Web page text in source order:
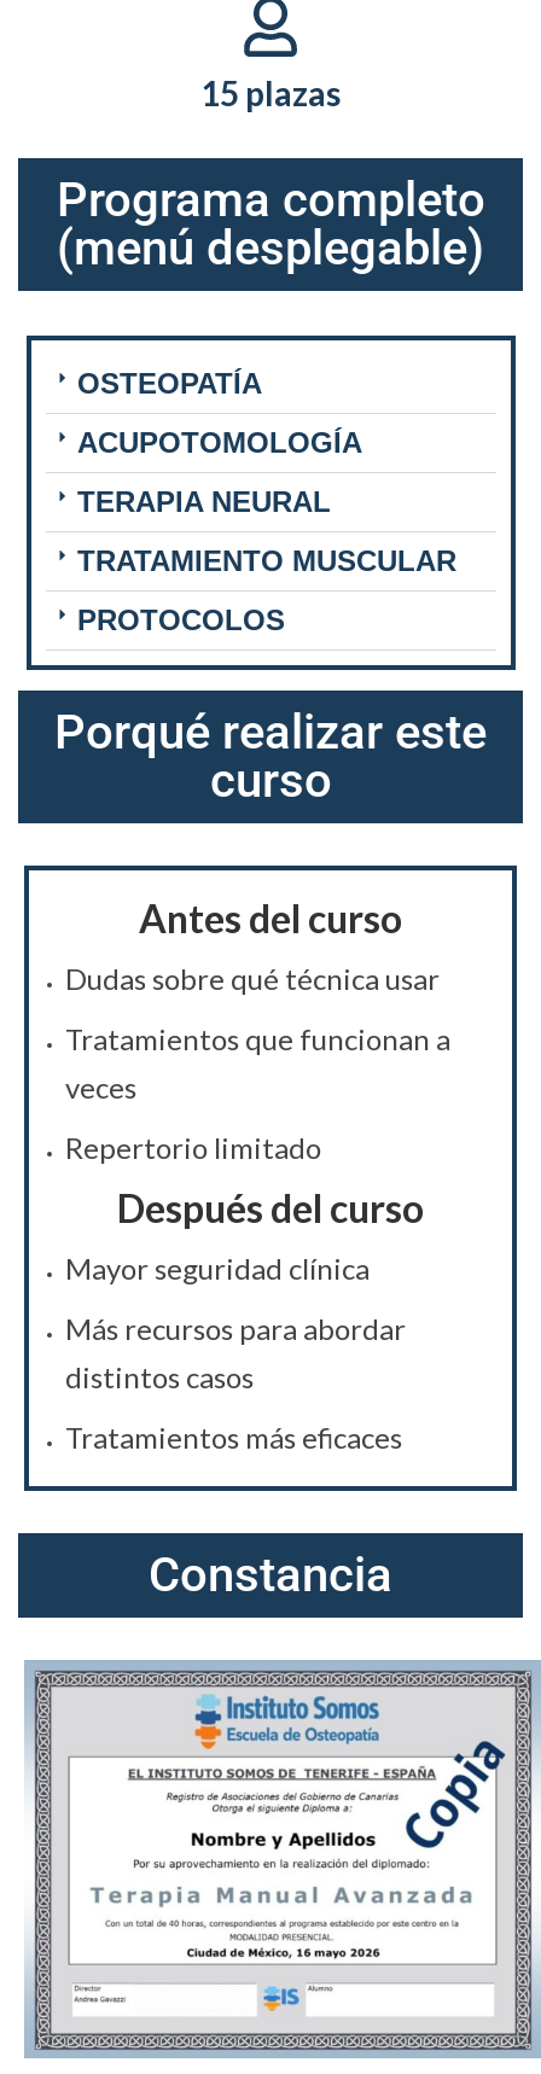
15 plazas
Programa completo
(menú desplegable)
OSTEOPATÍA
ACUPOTOMOLOGÍA
TERAPIA NEURAL
TRATAMIENTO MUSCULAR
PROTOCOLOS
Porqué realizar este
curso
Antes del curso
Dudas sobre qué técnica usar
Tratamientos que funcionan a
veces
Repertorio limitado
Después del curso
Mayor seguridad clínica
Más recursos para abordar
distintos casos
Tratamientos más eficaces
Constancia